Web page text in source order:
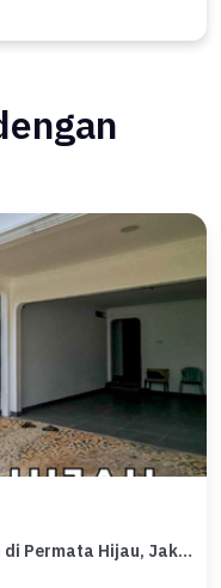
Penawaran Eksklusif, rumah Mewah di Permata Hijau, Jakarta Selatan, LB 450m²